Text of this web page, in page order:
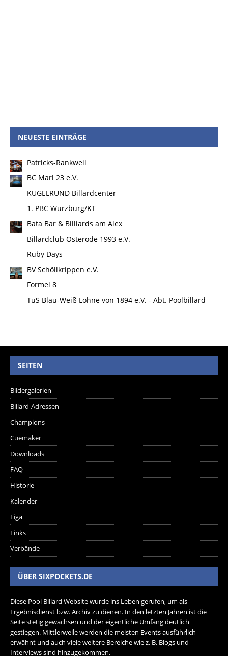
NEUESTE EINTRÄGE
Patricks-Rankweil
BC Marl 23 e.V.
KUGELRUND Billardcenter
1. PBC Würzburg/KT
Bata Bar & Billiards am Alex
Billardclub Osterode 1993 e.V.
Ruby Days
BV Schöllkrippen e.V.
Formel 8
TuS Blau-Weiß Lohne von 1894 e.V. - Abt. Poolbillard
SEITEN
Bildergalerien
Billard-Adressen
Champions
Cuemaker
Downloads
FAQ
Historie
Kalender
Liga
Links
Verbände
ÜBER SIXPOCKETS.DE
Diese Pool Billard Website wurde ins Leben gerufen, um als
Ergebnisdienst bzw. Archiv zu dienen. In den letzten Jahren ist die
Seite stetig gewachsen und der eigentliche Umfang deutlich
gestiegen. Mittlerweile werden die meisten Events ausführlich
erwähnt und auch viele weitere Bereiche wie z. B. Blogs und
Interviews sind hinzugekommen.